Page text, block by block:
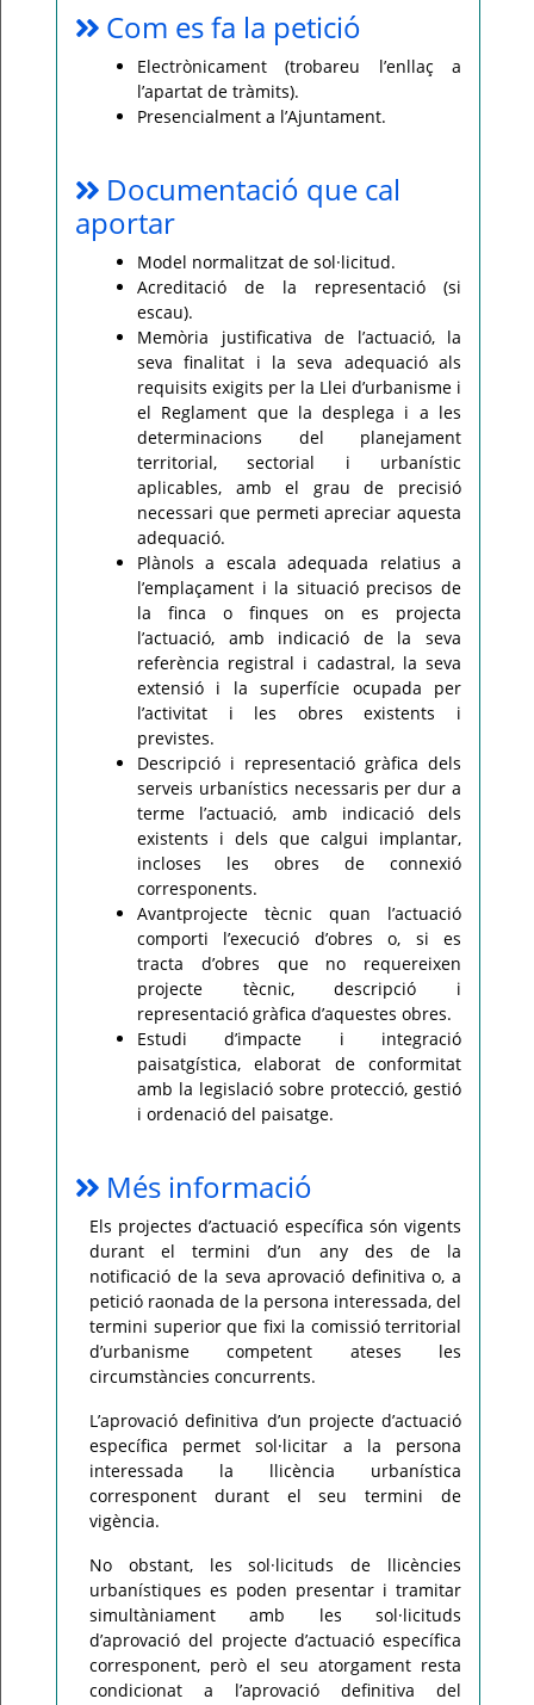
Com es fa la petició
Electrònicament (trobareu l’enllaç a
l’apartat de tràmits).
Presencialment a l’Ajuntament.
Documentació que cal
aportar
Model normalitzat de sol·licitud.
Acreditació de la representació (si
escau).
Memòria justificativa de l’actuació, la
seva finalitat i la seva adequació als
requisits exigits per la Llei d’urbanisme i
el Reglament que la desplega i a les
determinacions del planejament
territorial, sectorial i urbanístic
aplicables, amb el grau de precisió
necessari que permeti apreciar aquesta
adequació.
Plànols a escala adequada relatius a
l’emplaçament i la situació precisos de
la finca o finques on es projecta
l’actuació, amb indicació de la seva
referència registral i cadastral, la seva
extensió i la superfície ocupada per
l’activitat i les obres existents i
previstes.
Descripció i representació gràfica dels
serveis urbanístics necessaris per dur a
terme l’actuació, amb indicació dels
existents i dels que calgui implantar,
incloses les obres de connexió
corresponents.
Avantprojecte tècnic quan l’actuació
comporti l’execució d’obres o, si es
tracta d’obres que no requereixen
projecte tècnic, descripció i
representació gràfica d’aquestes obres.
Estudi d’impacte i integració
paisatgística, elaborat de conformitat
amb la legislació sobre protecció, gestió
i ordenació del paisatge.
Més informació
Els projectes d’actuació específica són vigents
durant el termini d’un any des de la
notificació de la seva aprovació definitiva o, a
petició raonada de la persona interessada, del
termini superior que fixi la comissió territorial
d’urbanisme competent ateses les
circumstàncies concurrents.
L’aprovació definitiva d’un projecte d’actuació
específica permet sol·licitar a la persona
interessada la llicència urbanística
corresponent durant el seu termini de
vigència.
No obstant, les sol·licituds de llicències
urbanístiques es poden presentar i tramitar
simultàniament amb les sol·licituds
d’aprovació del projecte d’actuació específica
corresponent, però el seu atorgament resta
condicionat a l’aprovació definitiva del